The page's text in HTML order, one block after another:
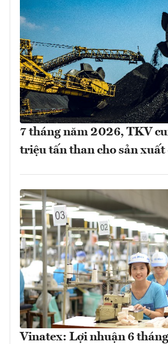
7 tháng năm 2026, TKV
triệu tấn than cho sản xuất
Vinatex: Lợi nhuận 6